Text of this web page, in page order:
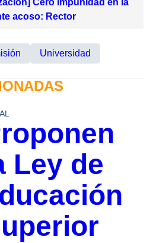
acoso: Rector
Universidad
Ley de